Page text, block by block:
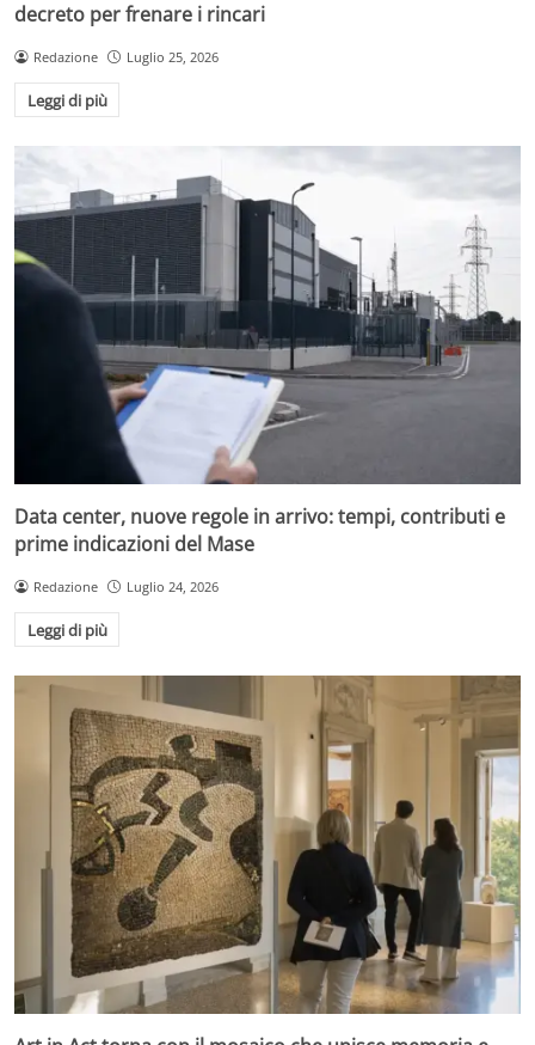
decreto per frenare i rincari
Redazione Luglio 25, 2026
Leggi di più
Data center, nuove regole in arrivo: tempi, contributi e
prime indicazioni del Mase
Redazione Luglio 24, 2026
Leggi di più